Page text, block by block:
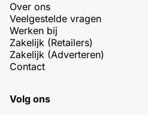
Over ons
Veelgestelde vragen
Werken bij
Zakelijk (Retailers)
Zakelijk (Adverteren)
Contact
Volg ons